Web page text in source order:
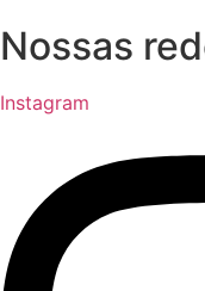
Nossas
Instagram